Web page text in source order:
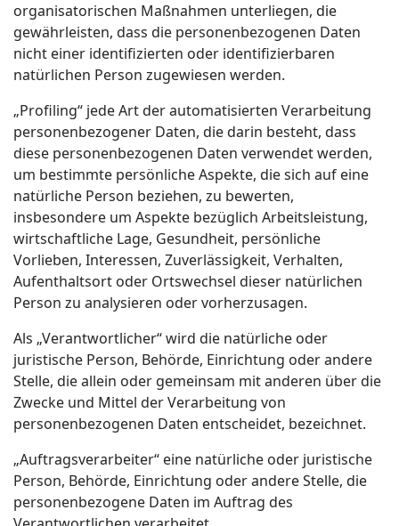
organisatorischen Maßnahmen unterliegen, die
gewährleisten, dass die personenbezogenen Daten
nicht einer identifizierten oder identifizierbaren
natürlichen Person zugewiesen werden.
„Profiling“ jede Art der automatisierten Verarbeitung
personenbezogener Daten, die darin besteht, dass
diese personenbezogenen Daten verwendet werden,
um bestimmte persönliche Aspekte, die sich auf eine
natürliche Person beziehen, zu bewerten,
insbesondere um Aspekte bezüglich Arbeitsleistung,
wirtschaftliche Lage, Gesundheit, persönliche
Vorlieben, Interessen, Zuverlässigkeit, Verhalten,
Aufenthaltsort oder Ortswechsel dieser natürlichen
Person zu analysieren oder vorherzusagen.
Als „Verantwortlicher“ wird die natürliche oder
juristische Person, Behörde, Einrichtung oder andere
Stelle, die allein oder gemeinsam mit anderen über die
Zwecke und Mittel der Verarbeitung von
personenbezogenen Daten entscheidet, bezeichnet.
„Auftragsverarbeiter“ eine natürliche oder juristische
Person, Behörde, Einrichtung oder andere Stelle, die
personenbezogene Daten im Auftrag des